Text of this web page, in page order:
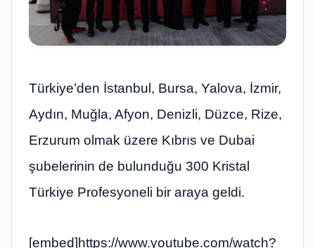
Türkiye’den İstanbul, Bursa, Yalova, İzmir,
Aydın, Muğla, Afyon, Denizli, Düzce, Rize,
Erzurum olmak üzere Kıbrıs ve Dubai
şubelerinin de bulunduğu 300 Kristal
Türkiye Profesyoneli bir araya geldi.
[embed]https://www.youtube.com/watch?